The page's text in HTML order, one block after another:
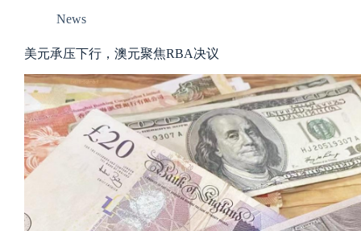
News
美元承压下行，澳元聚焦RBA决议